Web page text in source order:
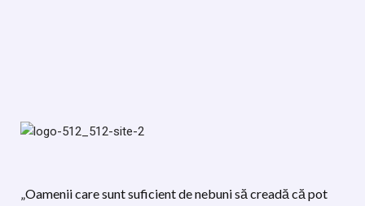
„Oamenii care sunt suficient de nebuni să creadă că pot